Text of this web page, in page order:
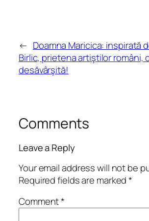
← Doamna Maricica: inspirată
Birlic, prietena artiştilor români,
desăvârşită!
Comments
Leave a Reply
Your email address will not be
Required fields are marked*
Comment*